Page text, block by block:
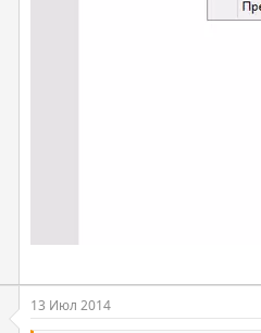
13 Июл 2014